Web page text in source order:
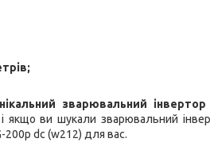
зварювальний
якщо ви шукали зварювальний
200p dc (w212) для вас.